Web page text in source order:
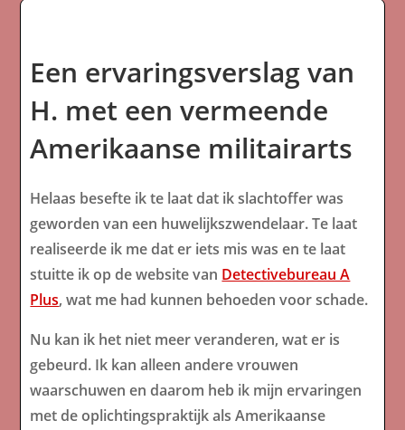
Een ervaringsverslag van
H. met een vermeende
Amerikaanse militairarts
Helaas besefte ik te laat dat ik slachtoffer was
geworden van een huwelijkszwendelaar. Te laat
realiseerde ik me dat er iets mis was en te laat
stuitte ik op de website van Detectivebureau A
Plus, wat me had kunnen behoeden voor schade.
Nu kan ik het niet meer veranderen, wat er is
gebeurd. Ik kan alleen andere vrouwen
waarschuwen en daarom heb ik mijn ervaringen
met de oplichtingspraktijk als Amerikaanse